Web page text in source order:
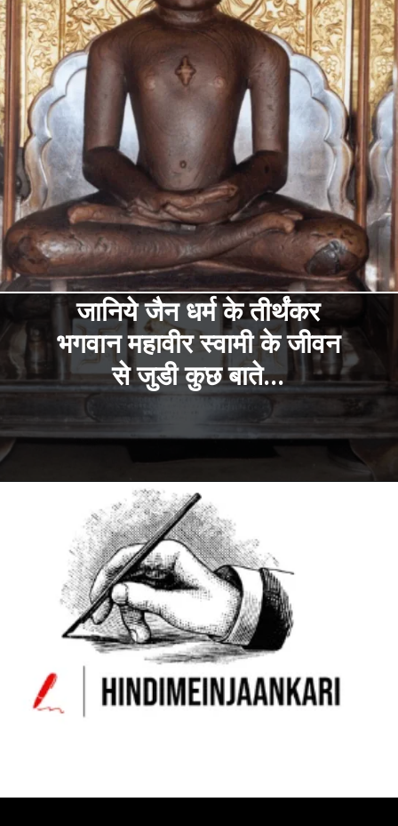
जानिये जैन धर्म के तीर्थंकर
भगवान महावीर स्वामी के जीवन
से जुडी कुछ बाते...